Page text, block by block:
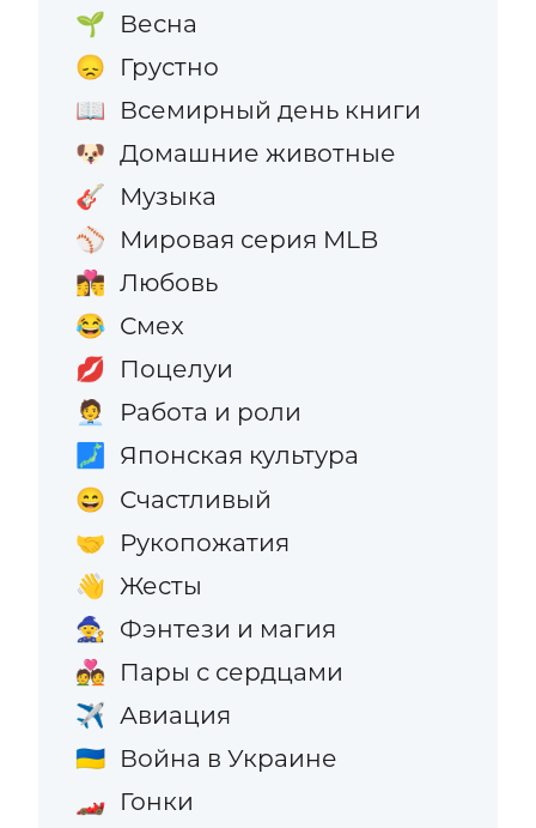
🌱 Весна
😞 Грустно
📖 Всемирный день книги
🐶 Домашние животные
🎸 Музыка
⚾ Мировая серия MLB
👩‍❤️‍💋‍👨 Любовь
😂 Смех
💋 Поцелуи
🧑‍💼 Работа и роли
🗾 Японская культура
😄 Счастливый
🤝 Рукопожатия
👋 Жесты
🧙 Фэнтези и магия
💑 Пары с сердцами
✈️ Авиация
🇺🇦 Война в Украине
🏎️ Гонки